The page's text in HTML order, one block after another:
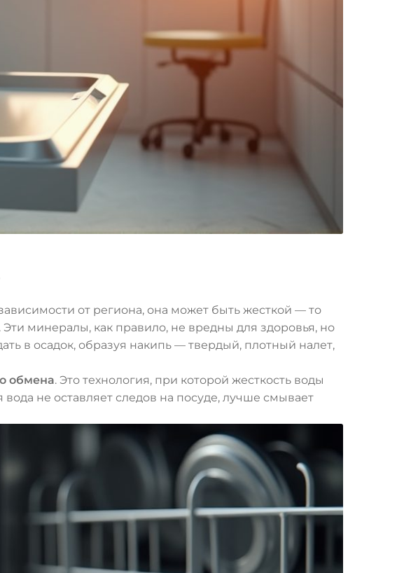
от региона, она может быть жесткой — то
минералы, как правило, не вредны для здоровья, но
в осадок, образуя накипь — твердый, плотный налет,
обмена. Это технология, при которой жесткость воды
не оставляет следов на посуде, лучше смывает